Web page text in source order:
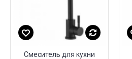
Смеситель для кухни